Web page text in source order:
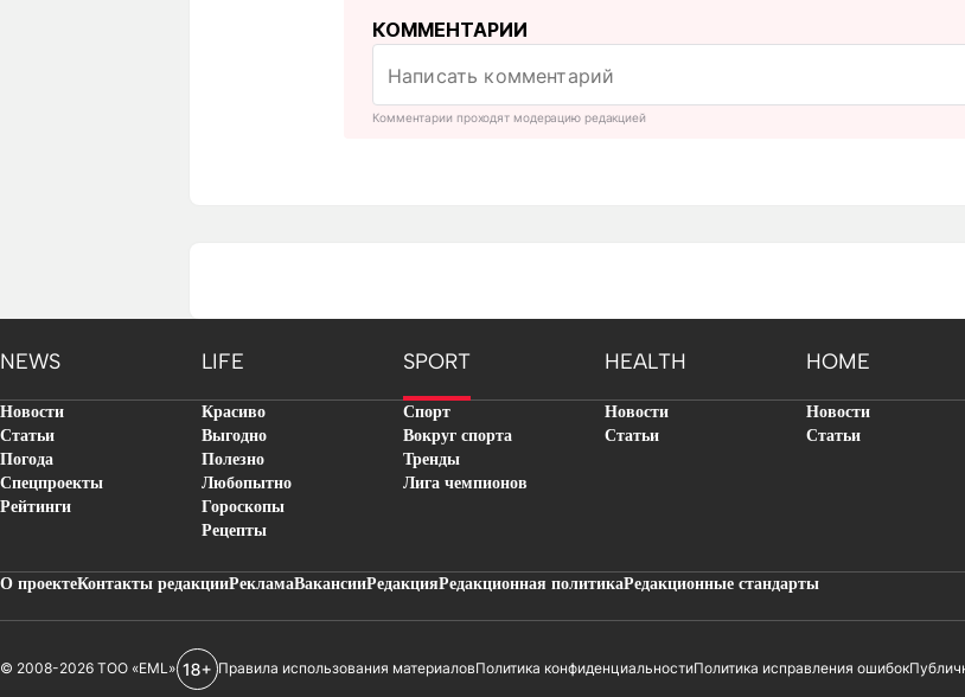
КОММЕНТАРИИ
Комментарии проходят модерацию редакцией
NEWS LIFE SPORT HEALTH HOME
Новости
Статьи
Погода
Спецпроекты
Рейтинги
Красиво
Выгодно
Полезно
Любопытно
Гороскопы
Рецепты
Спорт
Вокруг спорта
Тренды
Лига чемпионов
Новости
Статьи
Новости
Статьи
О проектеКонтакты редакцииРекламаВакансииРедакцияРедакционная политикаРедакционные стандарты
© 2008-2026 ТОО «EML» Правила использования материаловПолитика конфиденциальностиПолитика исправления ошибок